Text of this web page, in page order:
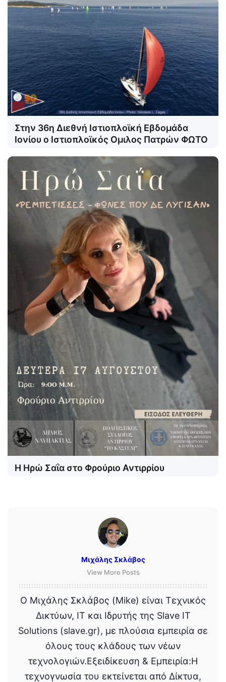
Στην 36η Διεθνή Ιστιοπλοϊκή Εβδομάδα
Ιονίου ο Ιστιοπλοϊκός Ομιλος Πατρών ΦΩΤΟ
Η Ηρώ Σαΐα στο Φρούριο Αντιρρίου
Μιχάλης Σκλάβος
View More Posts
Ο Μιχάλης Σκλάβος (Mike) είναι Τεχνικός
Δικτύων, IT και Ιδρυτής της Slave IT
Solutions (slave.gr), με πλούσια εμπειρία σε
όλους τους κλάδους των νέων
τεχνολογιών.Εξειδίκευση & Εμπειρία:Η
τεχνογνωσία του εκτείνεται από Δίκτυα,